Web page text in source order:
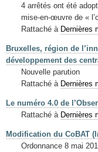
4 arrêtés ont été
mise-en-œuvre de «
Rattaché à Dernières
Bruxelles, région de
développement des
Nouvelle parution
Rattaché à Dernières
Le numéro 4.0 de
Rattaché à Dernières
Modification du CoBAT
Ordonnance 8 mai